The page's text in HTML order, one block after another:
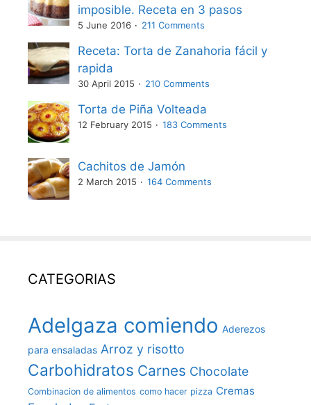
imposible. Receta en 3 pasos
5 June 2016 211 Comments
Receta: Torta de Zanahoria fácil y
rapida
30 April 2015 210 Comments
Torta de Piña Volteada
12 February 2015 183 Comments
Cachitos de Jamón
2 March 2015 164 Comments
CATEGORIAS
Adelgaza comiendo Aderezos
para ensaladas Arroz y risotto
Carbohidratos Carnes Chocolate
Combinacion de alimentos como hacer pizza Cremas